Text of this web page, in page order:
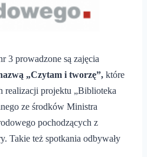
3 prowadzone są zajęcia
„Czytam i tworzę”, które
realizacji projektu „Biblioteka
ze środków Ministra
pochodzących z
Takie też spotkania odbywały